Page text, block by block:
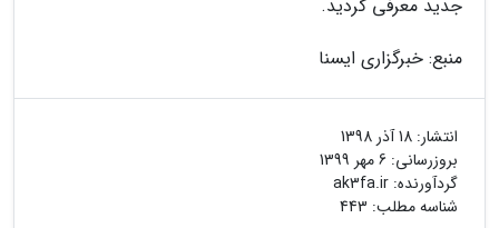
جدید معرفی گردید.
منبع: خبرگزاری ایسنا
انتشار: 18 آذر 1398
بروزرسانی: 6 مهر 1399
گردآورنده: ak3fa.ir
شناسه مطلب: 443